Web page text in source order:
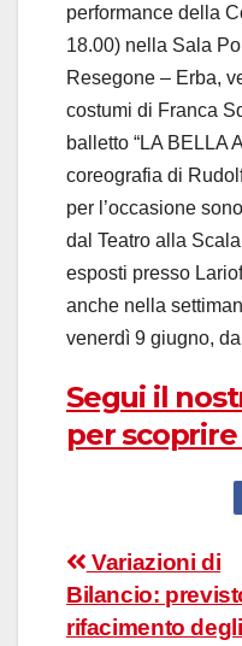
performance della
18.00) nella Sala
Resegone – Erba,
costumi di Franca
balletto “LA BELLA
coreografia di
per l’occasione
dal Teatro alla
esposti presso
anche nella
venerdì 9 giugno,
Segui il
per
articoli
Variazioni di
Bilancio:
rifacimento degli